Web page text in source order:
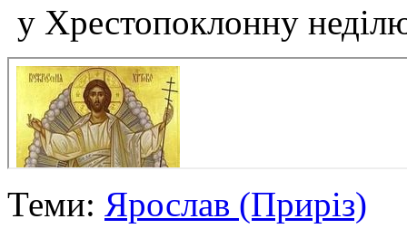
у Хрестопоклонну
Теми: Ярослав (Приріз)